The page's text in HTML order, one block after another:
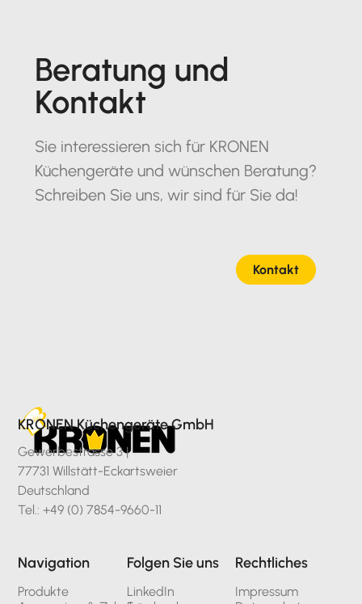
Beratung und
Kontakt
Sie interessieren sich für KRONEN
Küchengeräte und wünschen Beratung?
Schreiben Sie uns, wir sind für Sie da!
Kontakt
KRONEN Küchengeräte GmbH
Gewerbestrasse 3 |
77731 Willstätt-Eckartsweier
Deutschland
Tel.: +49 (0) 7854-9660-11
Navigation
Produkte
Folgen Sie uns
LinkedIn
Rechtliches
Impressum